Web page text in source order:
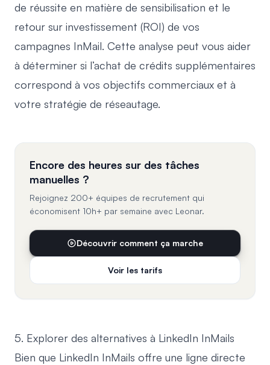
de réussite en matière de sensibilisation et le
retour sur investissement (ROI) de vos
campagnes InMail. Cette analyse peut vous aider
à déterminer si l’achat de crédits supplémentaires
correspond à vos objectifs commerciaux et à
votre stratégie de réseautage.
Encore des heures sur des tâches
manuelles ?
Rejoignez 200+ équipes de recrutement qui
économisent 10h+ par semaine avec Leonar.
Découvrir comment ça marche
Voir les tarifs
5. Explorer des alternatives à LinkedIn InMails
Bien que LinkedIn InMails offre une ligne directe